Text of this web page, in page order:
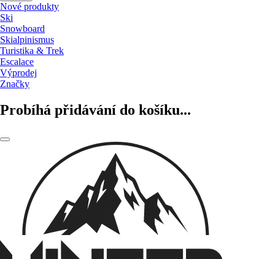
Nové produkty
Ski
Snowboard
Skialpinismus
Turistika & Trek
Escalace
Výprodej
Značky
Probíhá přidávání do košíku...